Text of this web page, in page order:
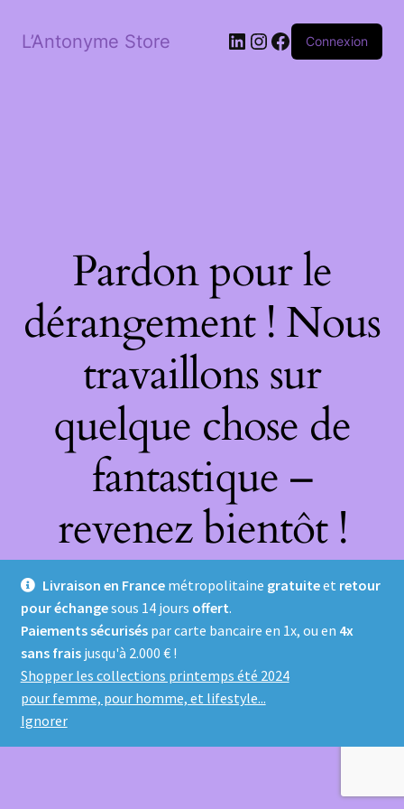
Livraison en France métropolitaine gratuiteet retour
pour échangesous 14 jours offert.
Paiements sécuriséspar carte bancaire en 1x, ou en 4x
sans fraisjusqu'à 2.000 € !
Shopper les collections printemps été 2024
pour femme, pour homme, et lifestyle...
Ignorer
L’Antonyme Store LinkedIn
Instagram
Facebook
Connexion
Pardon pour le
dérangement ! Nous
travaillons sur
quelque chose de
fantastique –
revenez bientôt !